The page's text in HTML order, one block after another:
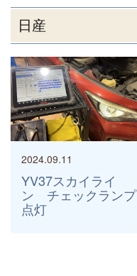
日産
YV37スカイライ
ン チェックランプ
点灯
2024.09.11